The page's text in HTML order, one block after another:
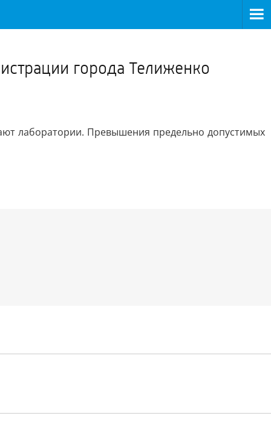
города Телиженко
лаборатории. Превышения предельно допустимых